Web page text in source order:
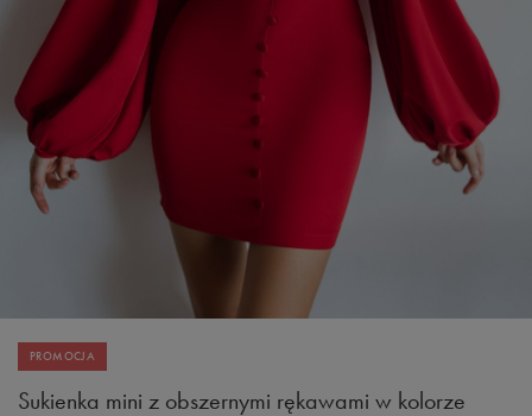
PROMOCJA
Sukienka mini z obszernymi rękawami w kolorze